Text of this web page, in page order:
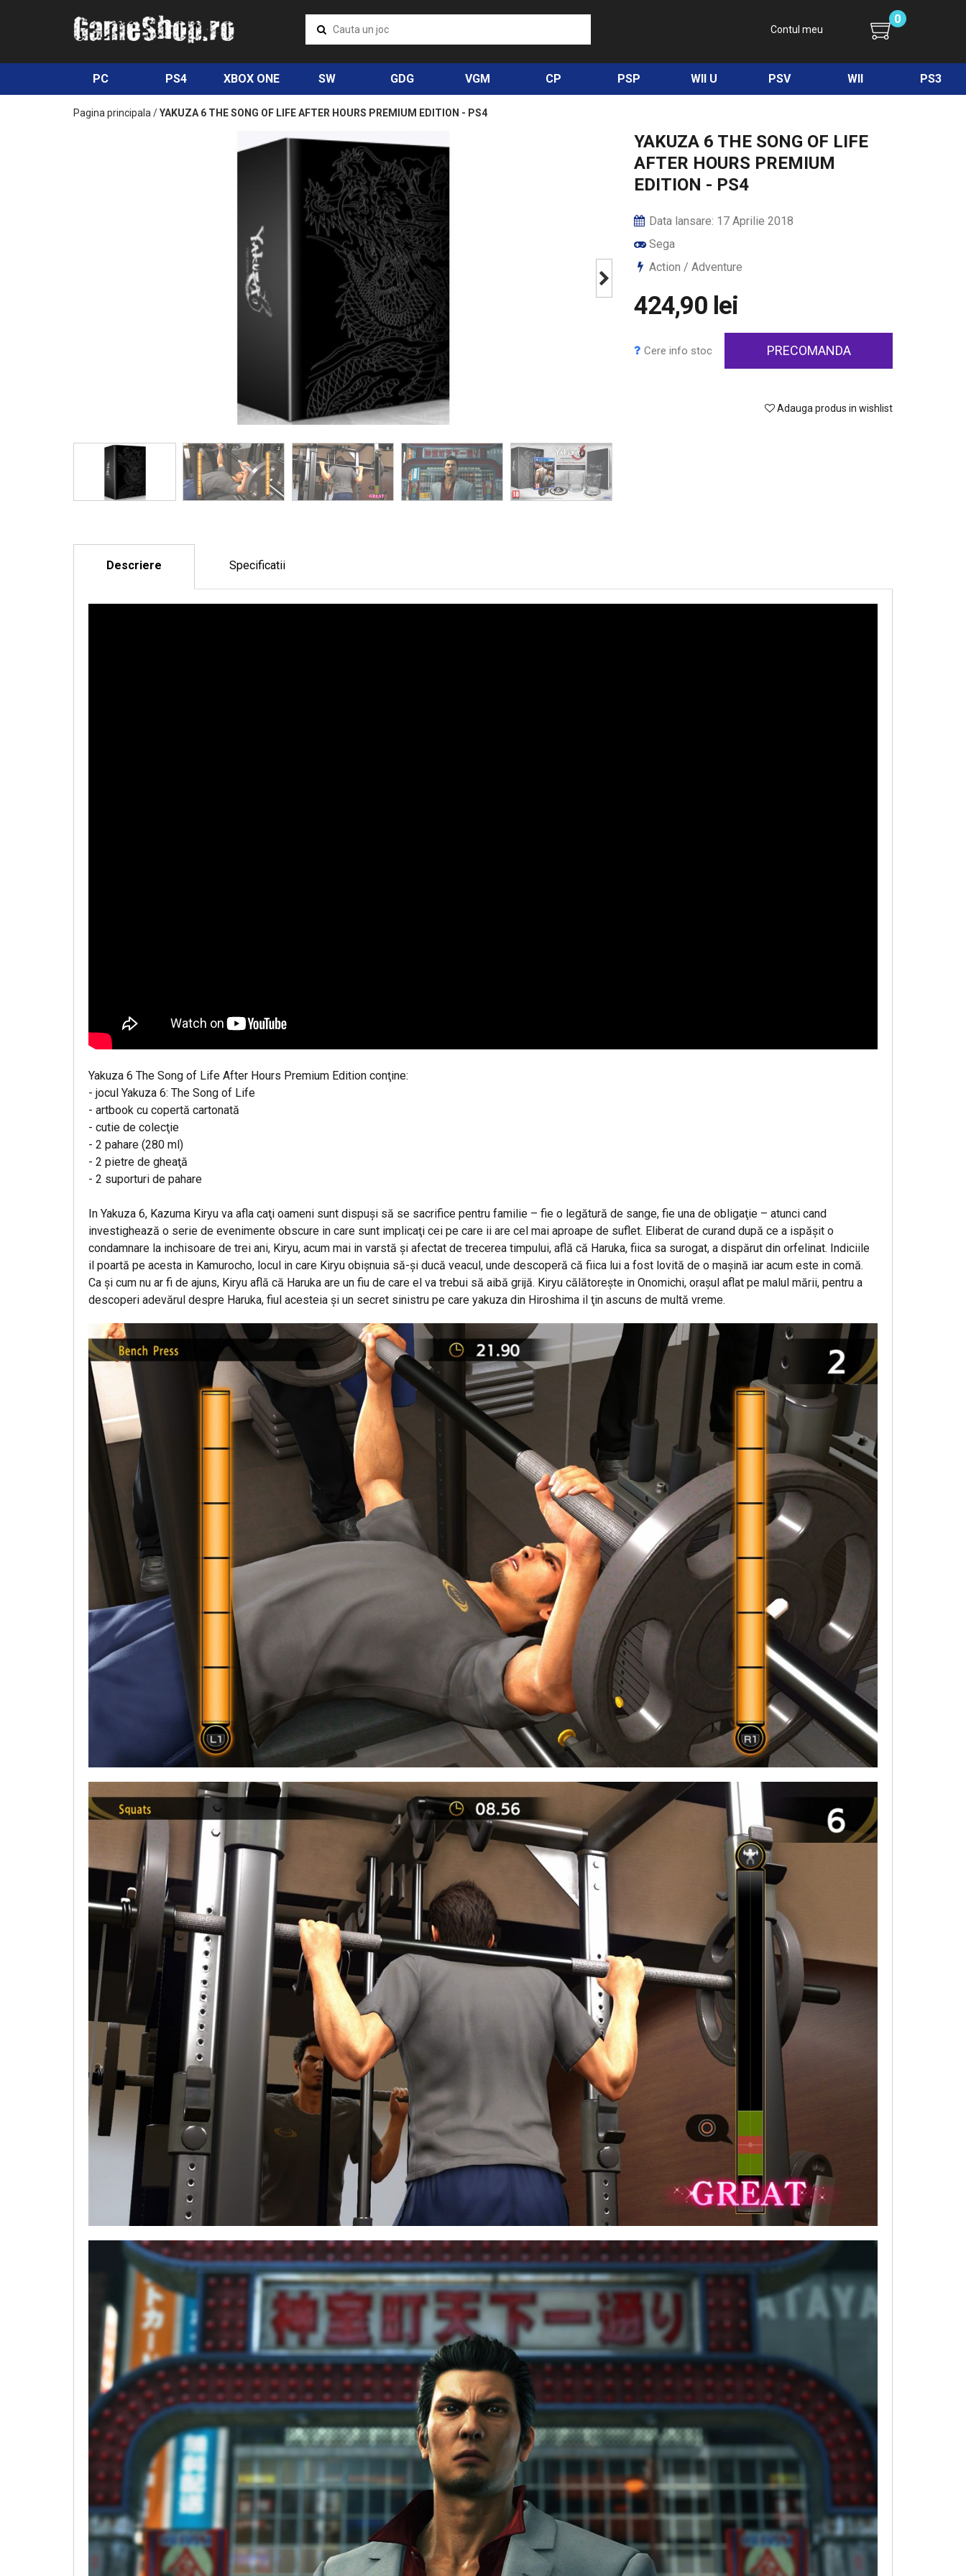
Contul meu
0
PC PS4 XBOX ONE SW GDG VGM CP PSP WII U PSV WII PS3
Pagina principala /YAKUZA 6 THE SONG OF LIFE AFTER HOURS PREMIUM EDITION - PS4
YAKUZA 6 THE SONG OF LIFE
AFTER HOURS PREMIUM
EDITION - PS4
Data lansare: 17 Aprilie 2018
Sega
Action / Adventure
424,90 lei
Cere info stoc PRECOMANDA
Adauga produs in wishlist
Descriere Specificatii
Yakuza 6 The Song of Life After Hours Premium Edition conţine:
- jocul Yakuza 6: The Song of Life
- artbook cu copertă cartonată
- cutie de colecţie
- 2 pahare (280 ml)
- 2 pietre de gheaţă
- 2 suporturi de pahare
In Yakuza 6, Kazuma Kiryu va afla caţi oameni sunt dispuşi să se sacrifice pentru familie – fie o legătură de sange, fie una de obligaţie – atunci cand
investighează o serie de evenimente obscure in care sunt implicaţi cei pe care ii are cel mai aproape de suflet. Eliberat de curand după ce a ispăşit o
condamnare la inchisoare de trei ani, Kiryu, acum mai in varstă şi afectat de trecerea timpului, află că Haruka, fiica sa surogat, a dispărut din orfelinat. Indiciile
il poartă pe acesta in Kamurocho, locul in care Kiryu obişnuia să-şi ducă veacul, unde descoperă că fiica lui a fost lovită de o maşină iar acum este in comă.
Ca şi cum nu ar fi de ajuns, Kiryu află că Haruka are un fiu de care el va trebui să aibă grijă. Kiryu călătoreşte in Onomichi, oraşul aflat pe malul mării, pentru a
descoperi adevărul despre Haruka, fiul acesteia şi un secret sinistru pe care yakuza din Hiroshima il ţin ascuns de multă vreme.